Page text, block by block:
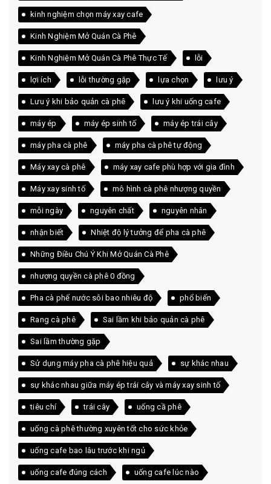
kinh nghiệm chọn máy xay cafe
Kinh Nghiệm Mở Quán Cà Phê
Kinh Nghiệm Mở Quán Cà Phê Thực Tế lỗi
lợi ích lỗi thường gặp lựa chọn lưu ý
Lưu ý khi bảo quản cà phê lưu ý khi uống cafe
máy ép máy ép sinh tố máy ép trái cây
máy pha cà phê máy pha cà phê tự động
Máy xay cà phê máy xay cafe phù hợp với gia đình
Máy xay sinh tố mô hình cà phê nhượng quyền
mỗi ngày nguyên chất nguyên nhân
nhận biết Nhiệt độ lý tưởng để pha cà phê
Những Điều Chú Ý Khi Mở Quán Cà Phê
nhượng quyền cà phê 0 đồng
Pha cà phế nước sôi bao nhiêu độ phổ biến
Rang cà phê Sai lầm khi bảo quản cà phê
Sai lầm thường gặp
Sử dụng máy pha cà phê hiệu quả sự khác nhau
sự khác nhau giữa máy ép trái cây và máy xay sinh tố
tiêu chí trái cây uống cầ phê
uống cà phê thường xuyên tốt cho sức khỏe
uống cafe bao lâu trước khi ngủ
uống cafe đúng cách uống cafe lúc nào